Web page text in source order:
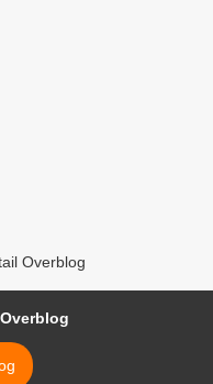
Overblog